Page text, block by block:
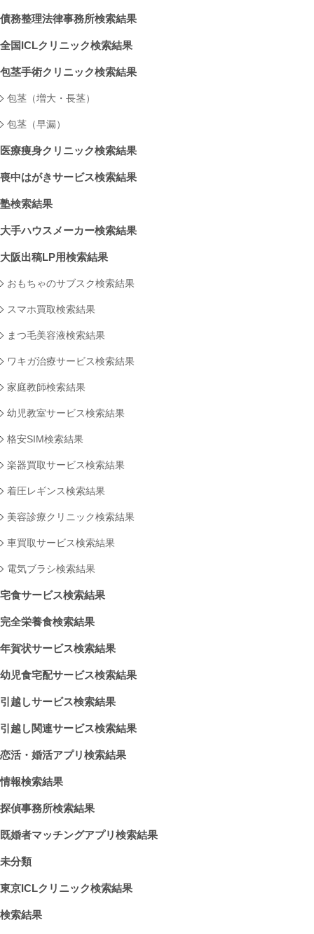
債務整理法律事務所検索結果
全国ICLクリニック検索結果
包茎手術クリニック検索結果
包茎（増大・長茎）
包茎（早漏）
医療痩身クリニック検索結果
喪中はがきサービス検索結果
塾検索結果
大手ハウスメーカー検索結果
大阪出稿LP用検索結果
おもちゃのサブスク検索結果
スマホ買取検索結果
まつ毛美容液検索結果
ワキガ治療サービス検索結果
家庭教師検索結果
幼児教室サービス検索結果
格安SIM検索結果
楽器買取サービス検索結果
着圧レギンス検索結果
美容診療クリニック検索結果
車買取サービス検索結果
電気ブラシ検索結果
宅食サービス検索結果
完全栄養食検索結果
年賀状サービス検索結果
幼児食宅配サービス検索結果
引越しサービス検索結果
引越し関連サービス検索結果
恋活・婚活アプリ検索結果
情報検索結果
探偵事務所検索結果
既婚者マッチングアプリ検索結果
未分類
東京ICLクリニック検索結果
検索結果